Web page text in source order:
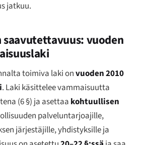
jatkuu.
vuoden
toimiva laki onvuoden 2010
. Laki käsittelee vammaisuutta
(6 §) ja asettaa kohtuullisen
palveluntarjoajille,
järjestäjille, yhdistyksille ja